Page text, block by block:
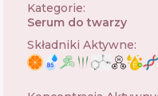
Kategorie:
Serum do twarzy
Składniki Aktywne: